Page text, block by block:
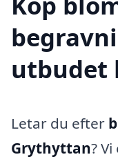
utbudet
Letar du efter
Grythyttan?